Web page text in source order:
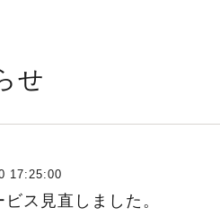
せ
17:25:00
ス見直しました。